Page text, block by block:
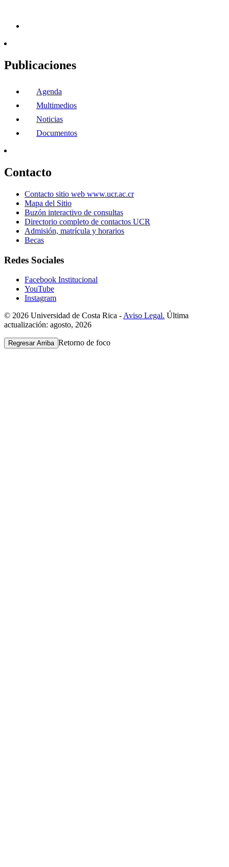
Publicaciones
Agenda
Multimedios
Noticias
Documentos
Contacto
Contacto sitio web www.ucr.ac.cr
Mapa del Sitio
Buzón interactivo de consultas
Directorio completo de contactos UCR
Admisión, matrícula y horarios
Becas
Redes Sociales
Facebook Institucional
YouTube
Instagram
© 2026 Universidad de Costa Rica - Aviso Legal. Última
actualización: agosto, 2026
Regresar Arriba Retorno de foco